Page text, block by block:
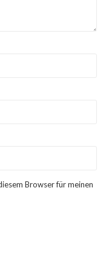
Browser für meinen